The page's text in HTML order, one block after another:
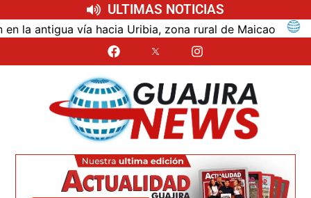
ULTIMAS NOTICIAS
vía hacia Uribia, zona rural de Maicao